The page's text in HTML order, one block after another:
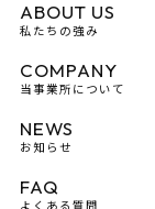
ABOUT US
私たちの強み
COMPANY
当事業所について
NEWS
お知らせ
FAQ
よくある質問